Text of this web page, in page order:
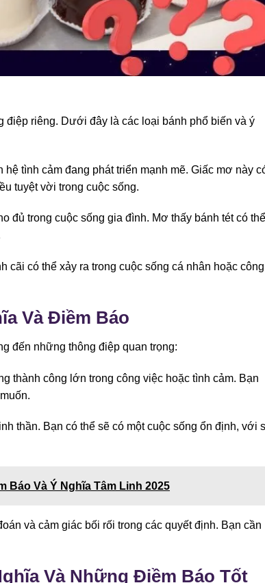
điệp riêng. Dưới đây là các loại bánh phổ biến và ý
tình cảm đang phát triển mạnh mẽ. Giấc mơ này
tuyệt vời trong cuộc sống.
đủ trong cuộc sống gia đình. Mơ thấy bánh tét có thể
cãi có thể xảy ra trong cuộc sống cá nhân hoặc công
Và Điềm Báo
đến những thông điệp quan trọng:
thành công lớn trong công việc hoặc tình cảm. Bạn
thần. Bạn có thể sẽ có một cuộc sống ổn định, với
Báo Và Ý Nghĩa Tâm Linh 2025
và cảm giác bối rối trong các quyết định. Bạn cần
Và Những Điềm Báo Tốt